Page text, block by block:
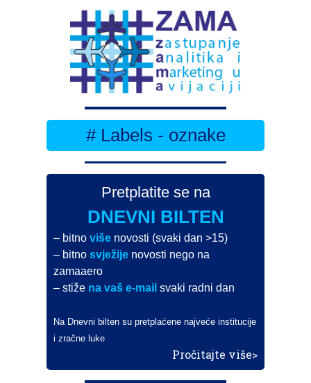
# Labels - oznake
Pretplatite se na
DNEVNI BILTEN
– bitnoviše novosti (svaki dan >15)
– bitnosvježije novosti nego na
zamaaero
– stiže na vaš e-mail svaki radni dan
Na Dnevni bilten su pretplaćene najveće institucije
i zračne luke
Pročitajte više>